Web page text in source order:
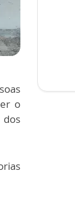
o
dos